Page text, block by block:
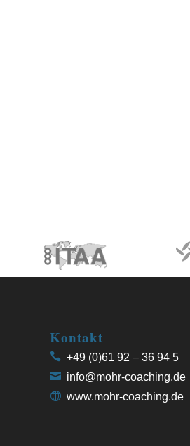
Kontakt
+49 (0)61 92 – 36 94 5
info@mohr-coaching.de
www.mohr-coaching.de